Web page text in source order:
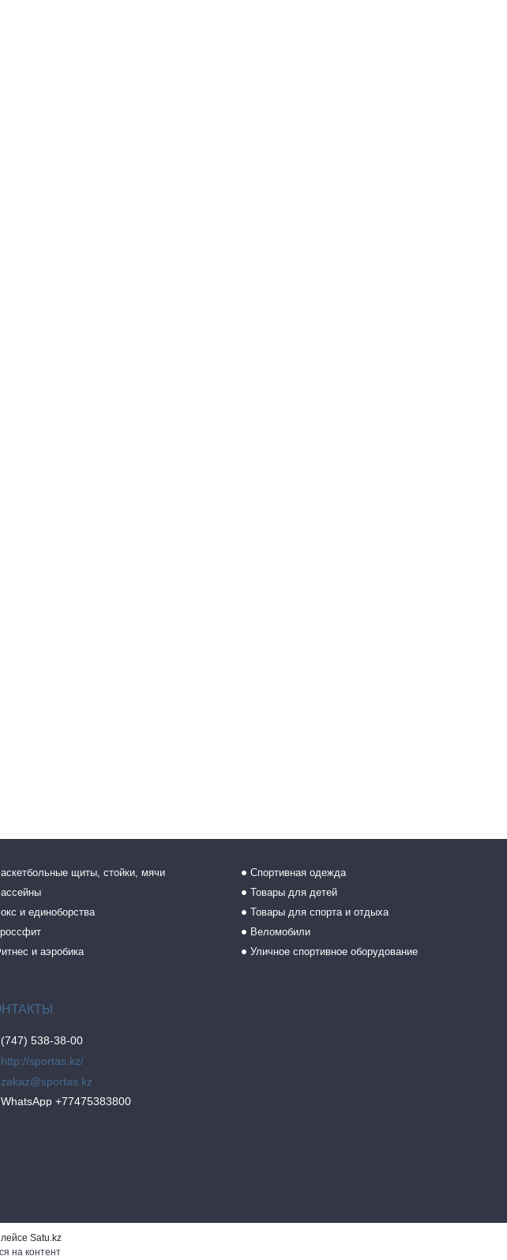
щиты, стойки, мячи
и единоборства
и аэробика
Спортивная одежда
Товары для детей
Товары для спорта и отдыха
Веломобили
Уличное спортивное оборудование
538-38-00
http://sportas.kz/
zakaz@sportas.kz
WhatsApp +77475383800
Satu.kz
на контент